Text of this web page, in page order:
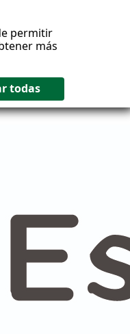
permitir
más